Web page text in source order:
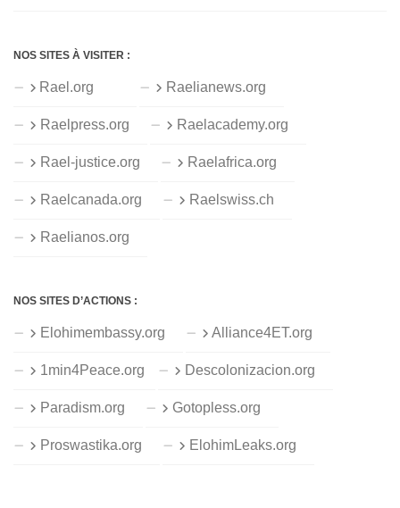
NOS SITES À VISITER :
Rael.org Raelianews.org
Raelpress.org Raelacademy.org
Rael-justice.org Raelafrica.org
Raelcanada.org Raelswiss.ch
Raelianos.org
NOS SITES D’ACTIONS :
Elohimembassy.org Alliance4ET.org
1min4Peace.org Descolonizacion.org
Paradism.org Gotopless.org
Proswastika.org ElohimLeaks.org